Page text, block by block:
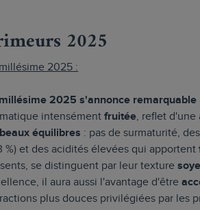
2025
2025 :
millésime 2025 s'annonce remarquable
intensémentfruitée, reflet d'une
beaux équilibres : pas de surmaturité,
%) et des acidités élevées qui apportent
se distinguent par leur texture
il aura aussi l'avantage d'être
plus douces privilégiées par les